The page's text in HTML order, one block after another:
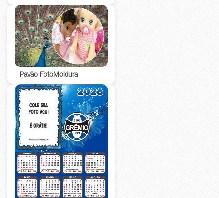
Pavão FotoMoldura